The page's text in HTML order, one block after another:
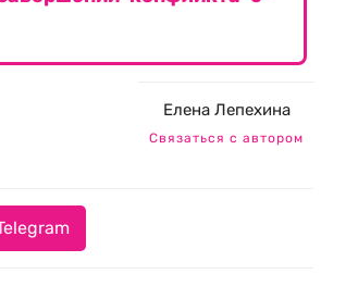
Елена Лепехина
Связаться с автором